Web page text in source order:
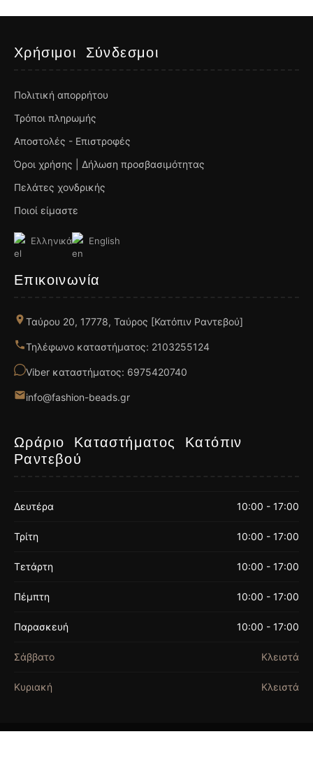
Χρήσιμοι Σύνδεσμοι
Πολιτική απορρήτου
Τρόποι πληρωμής
Αποστολές - Επιστροφές
Όροι χρήσης | Δήλωση προσβασιμότητας
Πελάτες χονδρικής
Ποιοί είμαστε
Ελληνικά English
Επικοινωνία
Ταύρου 20, 17778, Ταύρος [Κατόπιν Ραντεβού]
Τηλέφωνο καταστήματος: 2103255124
Viber καταστήματος: 6975420740
info@fashion-beads.gr
Ωράριο Καταστήματος Κατόπιν
Ραντεβού
Δευτέρα 10:00 - 17:00
Τρίτη 10:00 - 17:00
Τετάρτη 10:00 - 17:00
Πέμπτη 10:00 - 17:00
Παρασκευή 10:00 - 17:00
Σάββατο Κλειστά
Κυριακή Κλειστά